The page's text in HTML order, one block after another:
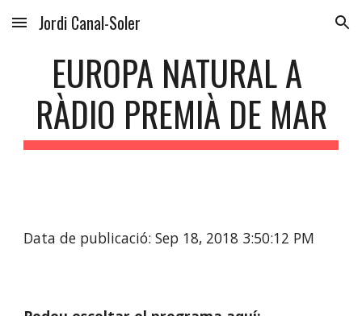
Skip to main content Skip to navigation
Jordi Canal-Soler
EUROPA NATURAL A
RÀDIO PREMIÀ DE MAR
Data de publicació: Sep 18, 2018 3:50:12 PM